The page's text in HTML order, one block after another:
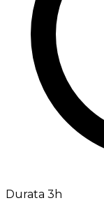
Durata 3h